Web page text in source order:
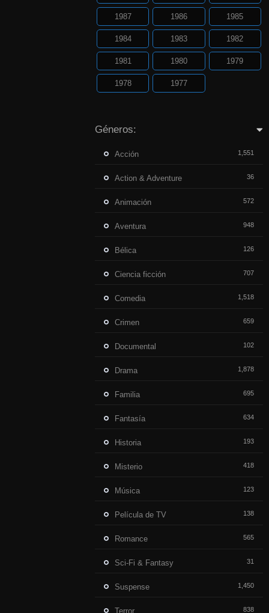
1987 1986 1985
1984 1983 1982
1981 1980 1979
1978 1977
Géneros:
Acción 1,551
Action & Adventure 36
Animación 572
Aventura 948
Bélica 126
Ciencia ficción 707
Comedia 1,518
Crimen 659
Documental 102
Drama 1,878
Familia 695
Fantasía 634
Historia 193
Misterio 418
Música 123
Película de TV 138
Romance 565
Sci-Fi & Fantasy 31
Suspense 1,450
Terror 838